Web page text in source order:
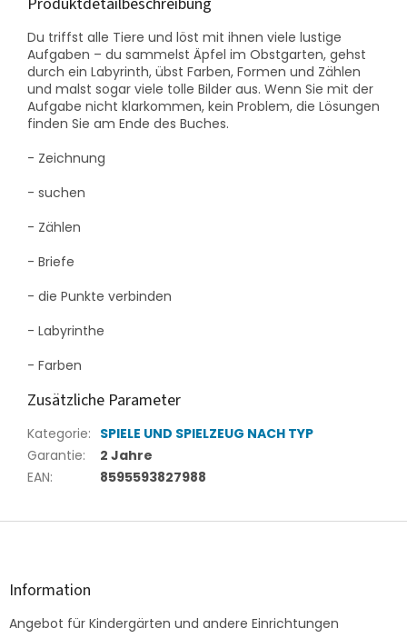
Du triffst alle Tiere und löst mit ihnen viele lustige
Aufgaben – du sammelst Äpfel im Obstgarten, gehst
durch ein Labyrinth, übst Farben, Formen und Zählen
und malst sogar viele tolle Bilder aus. Wenn Sie mit der
Aufgabe nicht klarkommen, kein Problem, die Lösungen
finden Sie am Ende des Buches.
- Zeichnung
- suchen
- Zählen
- Briefe
- die Punkte verbinden
- Labyrinthe
- Farben
Zusätzliche Parameter
Kategorie: SPIELE UND SPIELZEUG NACH TYP
Garantie:
2 Jahre
EAN: 8595593827988
F
Information
Angebot für Kindergärten und andere Einrichtungen